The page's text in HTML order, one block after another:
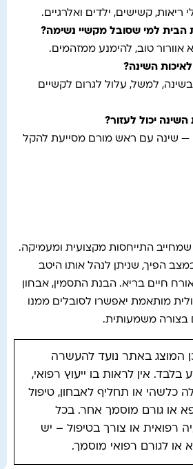
ריאות, קשישים, ילדים ואלרגיים.
הבית למי שסובל מקשיי נשימה?
אוורור טוב, להימנע ממזהמים.
השינה?
למשל, עלול לגרום לקשיים
יכול לעזור?
— שינה עם ראש מורם מסייעת להקל
התייחסות מקצועית ומעמיקה.
הפיך, שניתן לנהל אותו היטב
חיים בריא. הבנת התסמין, אבחון
מותאמת יאפשרו לסובלים ממנו
בצורה משמעותית.
המוצג באתר נועד להעשרה
אין לראות בו ייעוץ רפואי,
כלשהי או תחליף לאבחון, טיפול
או גורם מוסמך אחר. בכל
רפואית או צורך בטיפול – יש
או לגורם רפואי מוסמך.